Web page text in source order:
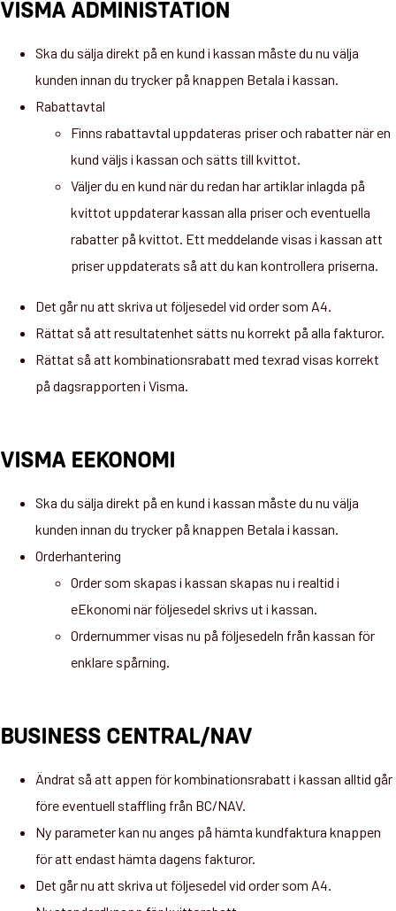
VISMA ADMINISTATION
Ska du sälja direkt på en kund i kassan måste du nu välja
kunden innan du trycker på knappen Betala i kassan.
Rabattavtal
Finns rabattavtal uppdateras priser och rabatter när en
kund väljs i kassan och sätts till kvittot.
Väljer du en kund när du redan har artiklar inlagda på
kvittot uppdaterar kassan alla priser och eventuella
rabatter på kvittot. Ett meddelande visas i kassan att
priser uppdaterats så att du kan kontrollera priserna.
Det går nu att skriva ut följesedel vid order som A4.
Rättat så att resultatenhet sätts nu korrekt på alla fakturor.
Rättat så att kombinationsrabatt med texrad visas korrekt
på dagsrapporten i Visma.
VISMA EEKONOMI
Ska du sälja direkt på en kund i kassan måste du nu välja
kunden innan du trycker på knappen Betala i kassan.
Orderhantering
Order som skapas i kassan skapas nu i realtid i
eEkonomi när följesedel skrivs ut i kassan.
Ordernummer visas nu på följesedeln från kassan för
enklare spårning.
BUSINESS CENTRAL/NAV
Ändrat så att appen för kombinationsrabatt i kassan alltid går
före eventuell staffling från BC/NAV.
Ny parameter kan nu anges på hämta kundfaktura knappen
för att endast hämta dagens fakturor.
Det går nu att skriva ut följesedel vid order som A4.